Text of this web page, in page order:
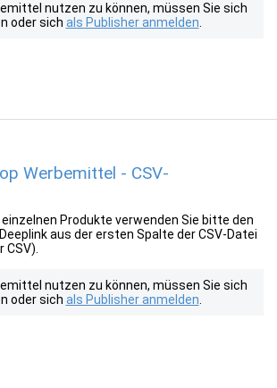
nutzen zu können, müssen Sie sich
oder sich als Publisher anmelden
Werbemittel - CSV-
Produkte verwenden Sie bitte den
aus der ersten Spalte der CSV-Datei
nutzen zu können, müssen Sie sich
oder sich als Publisher anmelden